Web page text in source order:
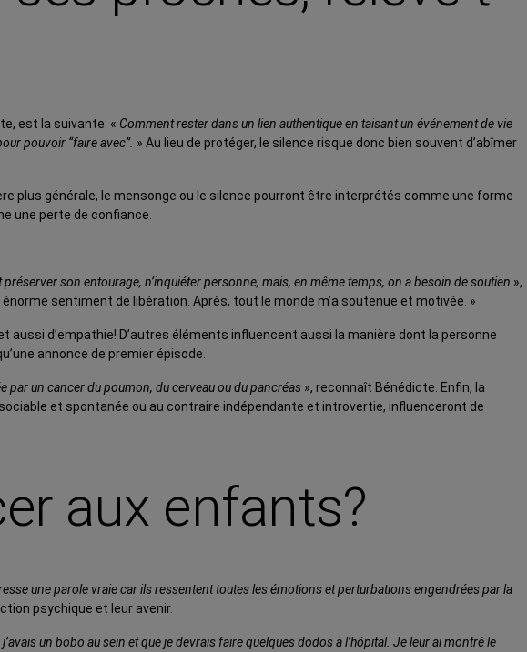
est la suivante: « Comment rester dans un lien authentique en taisant un événement de vie
pouvoir “faire avec”. » Au lieu de protéger, le silence risque donc bien souvent d’abîmer
plus générale, le mensonge ou le silence pourront être interprétés comme une forme
une perte de confiance.
préserver son entourage, n’inquiéter personne, mais, en même temps, on a besoin de soutien »,
sentiment de libération. Après, tout le monde m’a soutenue et motivée. »
aussi d’empathie! D’autres éléments influencent aussi la manière dont la personne
annonce de premier épisode.
par un cancer du poumon, du cerveau ou du pancréas », reconnaît Bénédicte. Enfin, la
et spontanée ou au contraire indépendante et introvertie, influenceront de
aux enfants?
une parole vraie car ils ressentent toutes les émotions et perturbations engendrées par la
psychique et leur avenir.
un bobo au sein et que je devrais faire quelques dodos à l’hôpital. Je leur ai montré le